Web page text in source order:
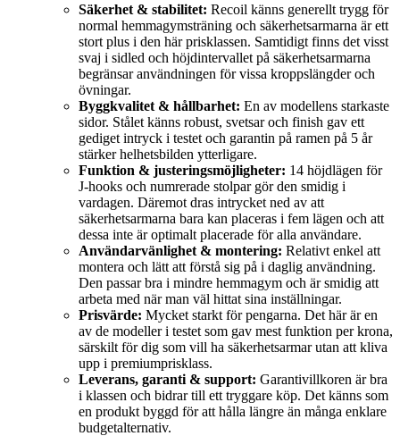
Säkerhet & stabilitet: Recoil känns generellt trygg för
normal hemmagymsträning och säkerhetsarmarna är ett
stort plus i den här prisklassen. Samtidigt finns det visst
svaj i sidled och höjdintervallet på säkerhetsarmarna
begränsar användningen för vissa kroppslängder och
övningar.
Byggkvalitet & hållbarhet: En av modellens starkaste
sidor. Stålet känns robust, svetsar och finish gav ett
gediget intryck i testet och garantin på ramen på 5 år
stärker helhetsbilden ytterligare.
Funktion & justeringsmöjligheter: 14 höjdlägen för
J-hooks och numrerade stolpar gör den smidig i
vardagen. Däremot dras intrycket ned av att
säkerhetsarmarna bara kan placeras i fem lägen och att
dessa inte är optimalt placerade för alla användare.
Användarvänlighet & montering: Relativt enkel att
montera och lätt att förstå sig på i daglig användning.
Den passar bra i mindre hemmagym och är smidig att
arbeta med när man väl hittat sina inställningar.
Prisvärde: Mycket starkt för pengarna. Det här är en
av de modeller i testet som gav mest funktion per krona,
särskilt för dig som vill ha säkerhetsarmar utan att kliva
upp i premiumprisklass.
Leverans, garanti & support: Garantivillkoren är bra
i klassen och bidrar till ett tryggare köp. Det känns som
en produkt byggd för att hålla längre än många enklare
budgetalternativ.